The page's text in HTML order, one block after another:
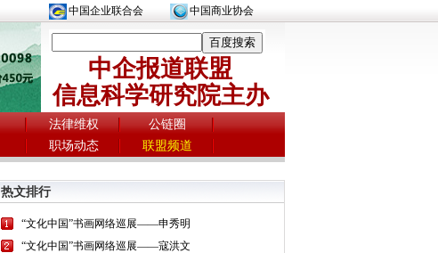
中国企业联合会 中国商业协会
中企报道联盟
信息科学研究院主办
法律维权
公链圈
职场动态 联盟频道
热文排行
“文化中国”书画网络巡展——申秀明
“文化中国”书画网络巡展——寇洪文